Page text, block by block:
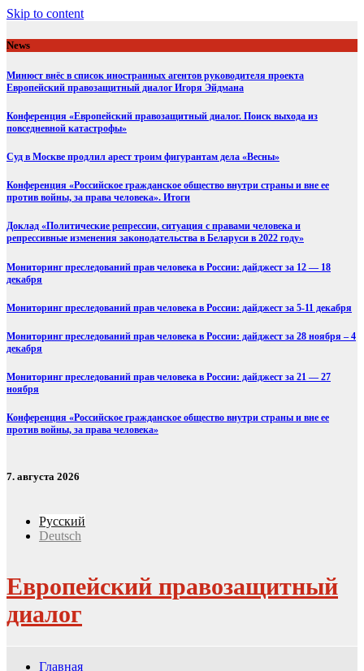
Skip to content
News
Минюст внёс в список иностранных агентов руководителя проекта
Европейский правозащитный диалог Игоря Эйдмана
Конференция «Европейский правозащитный диалог. Поиск выхода из
повседневной катастрофы»
Суд в Москве продлил арест троим фигурантам дела «Весны»
Конференция «Российское гражданское общество внутри страны и вне ее
против войны, за права человека». Итоги
Доклад «Политические репрессии, ситуация с правами человека и
репрессивные изменения законодательства в Беларуси в 2022 году»
Мониторинг преследований прав человека в России: дайджест за 12 — 18
декабря
Мониторинг преследований прав человека в России: дайджест за 5-11 декабря
Мониторинг преследований прав человека в России: дайджест за 28 ноября – 4
декабря
Мониторинг преследований прав человека в России: дайджест за 21 — 27
ноября
Конференция «Российское гражданское общество внутри страны и вне ее
против войны, за права человека»
7. августа 2026
Русский
Deutsch
Европейский правозащитный
диалог
Главная